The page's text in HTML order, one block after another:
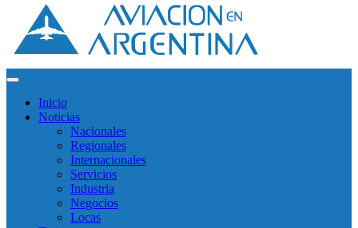
Inicio
Noticias
Nacionales
Regionales
Internacionales
Servicios
Industria
Negocios
Locas